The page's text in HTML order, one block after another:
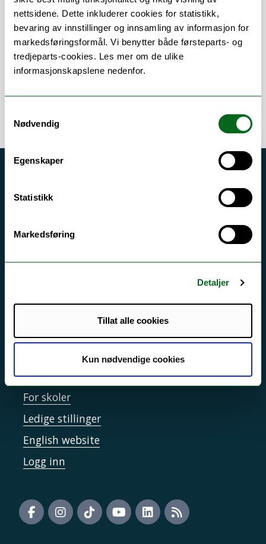
nettsidene. Dette inkluderer cookies for statistikk,
bevaring av innstillinger og innsamling av informasjon for
markedsføringsformål. Vi benytter både førsteparts- og
tredjeparts-cookies. Les mer om de ulike
informasjonskapslene nedenfor.
Nødvendig
Egenskaper
Statistikk
Markedsføring
Detaljer
Tillat alle cookies
Kun nødvendige cookies
Om Forskning og undervisning
Si ifra!
Personvern ved UiT
Sikkerhet, beredskap og personvern
Tilgjengelighetserklæring
Kontakt UiT
For media
For skoler
Ledige stillinger
English website
Logg inn